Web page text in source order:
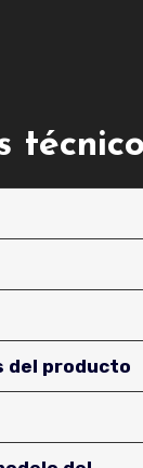
del producto